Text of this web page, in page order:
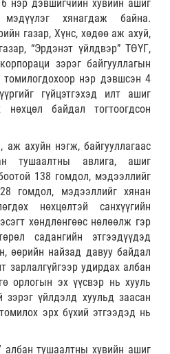
нэр дэвшигчийн хувийн ашиг
хянагдаж байна.
газар, Хүнс, хөдөө аж ахуй,
“Эрдэнэт үйлдвэр” ТӨҮГ,
зэрэг байгууллагын
нэр дэвшсэн 4
гүйцэтгэхэд илт ашиг
нөхцөл байдал тогтоогдсон
аж ахуйн нэгж, байгууллагаас
тушаалтны авлига, ашиг
138 гомдол, мэдээллийг
гомдол, мэдээллийг хянан
нөхцөлтэй санхүүгийн
хөндлөнгөөс нөлөөлж гэр
садангийн этгээдүүдэд
өөрийн найзад давуу байдал
зарлалгүйгээр удирдах албан
орлогын эх үүсвэр нь хууль
зэрэг үйлдэлд хуульд заасан
эрх бүхий этгээдэд нь
албан тушаалтны хувийн ашиг